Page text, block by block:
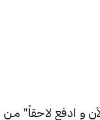
و ادفع لاحقاً" من